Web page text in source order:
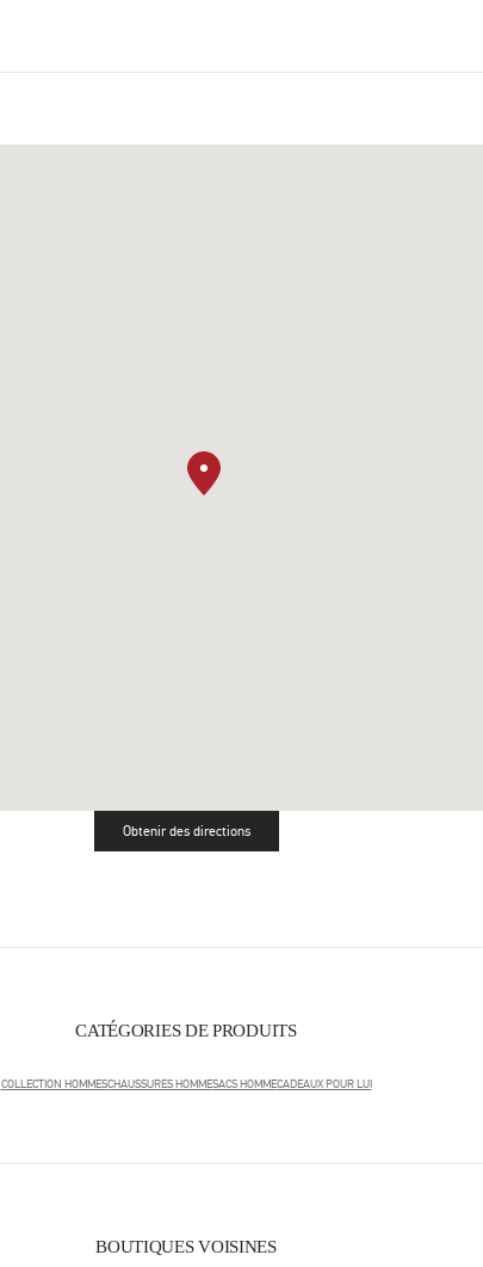
Obtenir des directionsLink Opens in New Tab
CATÉGORIES DE PRODUITS
COLLECTION HOMMESCHAUSSURES HOMMESACS HOMMECADEAUX POUR LUI
BOUTIQUES VOISINES